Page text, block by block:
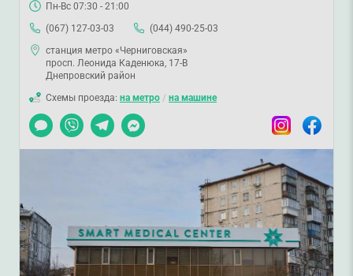
Пн-Вс 07:30 - 21:00
(067) 127-03-03
(044) 490-25-03
станция метро «Черниговская»
просп. Леонида Каденюка, 17-В
Днепровский район
Схемы проезда: на метро / на машине
Чат
Viber TelegramMessenger InstagramFacebook